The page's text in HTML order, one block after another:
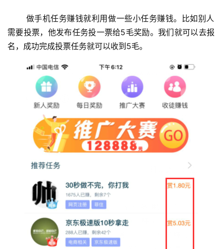
需要投票，他发布任务投一票给5毛奖励。我们就可以去报
名，成功完成投票任务就可以收到5毛。